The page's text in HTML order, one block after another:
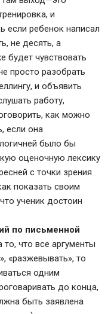
и
если ребенок написал
не десять, а
будет чувствовать
просто разобрать
и объявить
работу,
как можно
если она
было бы
оценочную лексику
с точки зрения
показать своим
ученик достоин
по письменной
то, что все аргументы
«разжевывать», то
одним
до конца,
быть заявлена